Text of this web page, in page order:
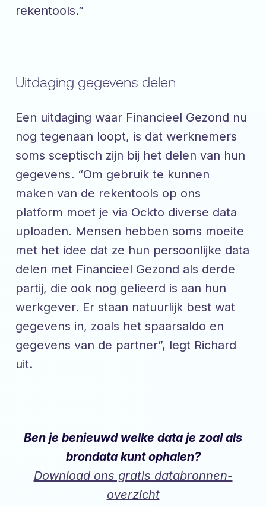
rekentools.”
Uitdaging gegevens delen
Een uitdaging waar Financieel Gezond nu
nog tegenaan loopt, is dat werknemers
soms sceptisch zijn bij het delen van hun
gegevens. “Om gebruik te kunnen
maken van de rekentools op ons
platform moet je via Ockto diverse data
uploaden. Mensen hebben soms moeite
met het idee dat ze hun persoonlijke data
delen met Financieel Gezond als derde
partij, die ook nog gelieerd is aan hun
werkgever. Er staan natuurlijk best wat
gegevens in, zoals het spaarsaldo en
gegevens van de partner”, legt Richard
uit.
Ben je benieuwd welke data je zoal als
brondata kunt ophalen?
Download ons gratis databronnen-
overzicht